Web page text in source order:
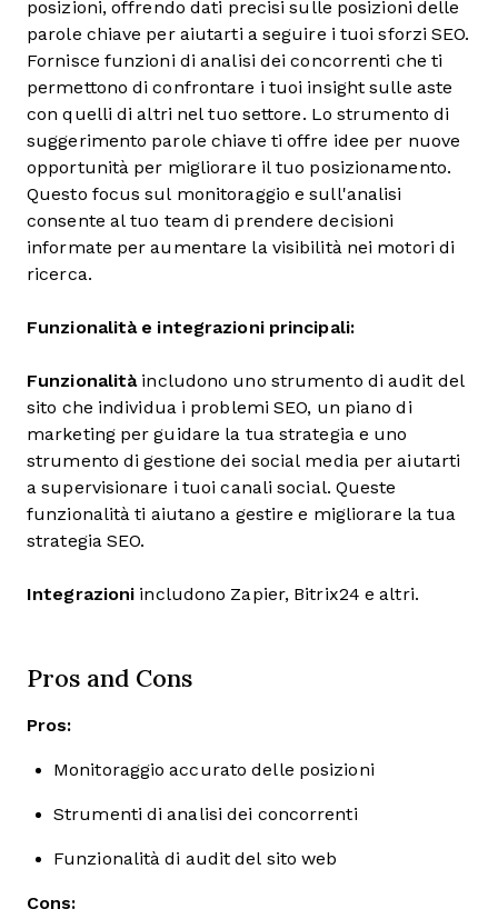
posizioni, offrendo dati precisi sulle posizioni delle
parole chiave per aiutarti a seguire i tuoi sforzi SEO.
Fornisce funzioni di analisi dei concorrenti che ti
permettono di confrontare i tuoi insight sulle aste
con quelli di altri nel tuo settore. Lo strumento di
suggerimento parole chiave ti offre idee per nuove
opportunità per migliorare il tuo posizionamento.
Questo focus sul monitoraggio e sull'analisi
consente al tuo team di prendere decisioni
informate per aumentare la visibilità nei motori di
ricerca.
Funzionalità e integrazioni principali:
Funzionalitàincludono uno strumento di audit del
sito che individua i problemi SEO, un piano di
marketing per guidare la tua strategia e uno
strumento di gestione dei social media per aiutarti
a supervisionare i tuoi canali social. Queste
funzionalità ti aiutano a gestire e migliorare la tua
strategia SEO.
Integrazioni includono Zapier, Bitrix24 e altri.
Pros and Cons
Pros:
Monitoraggio accurato delle posizioni
Strumenti di analisi dei concorrenti
Funzionalità di audit del sito web
Cons: